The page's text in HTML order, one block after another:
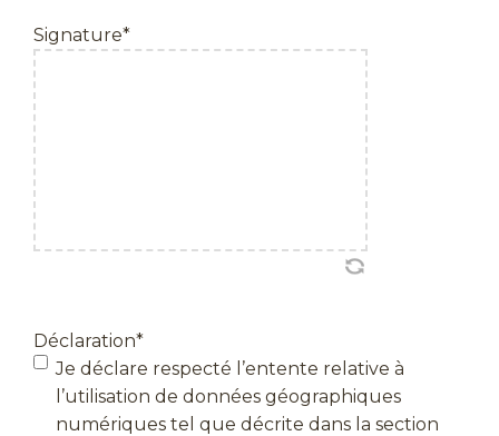
slash
AAAA
Signature*
Déclaration*
Je déclare respecté l’entente relative à
l’utilisation de données géographiques
numériques tel que décrite dans la section